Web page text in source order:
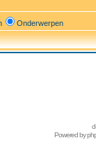
Onderwerpen
Powered by